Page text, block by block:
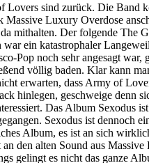
Lovers sind zurück. Die Band
Massive Luxury Overdose
mithalten. Der folgende The
war ein katastrophaler
Pop noch sehr angesagt war,
völlig baden. Klar kann
erwarten, dass Army of
hinlegen, geschweige denn
Das Album Sexodus
Sexodus ist dennoch
Album, es ist an sich
an den alten Sound aus
gelingt es nicht das ganze